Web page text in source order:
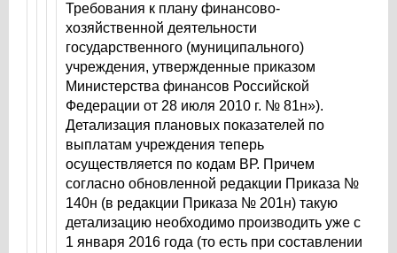
Требования к плану финансово-
хозяйственной деятельности
государственного (муниципального)
учреждения, утвержденные приказом
Министерства финансов Российской
Федерации от 28 июля 2010 г. № 81н»).
Детализация плановых показателей по
выплатам учреждения теперь
осуществляется по кодам ВР. Причем
согласно обновленной редакции Приказа №
140н (в редакции Приказа № 201н) такую
детализацию необходимо производить уже с
1 января 2016 года (то есть при составлении